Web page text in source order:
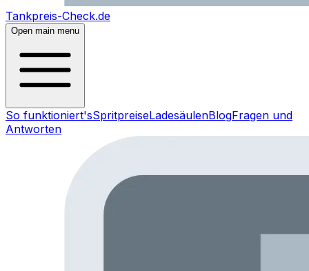
Tankpreis-Check.de
Open main menu
So funktioniert'sSpritpreiseLadesäulenBlogFragen und
Antworten